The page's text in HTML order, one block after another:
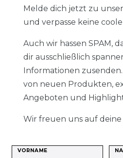
Melde dich jetzt zu
und verpasse keine
Auch wir hassen SPAM,
dir ausschließlich
Informationen
von neuen Produkten,
Angeboten und
Wir freuen uns auf
VORNAME